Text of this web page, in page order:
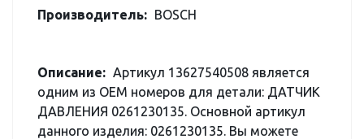
Производитель: BOSCH
Описание: Артикул 13627540508 является
одним из OEM номеров для детали: ДАТЧИК
ДАВЛЕНИЯ 0261230135. Основной артикул
данного изделия: 0261230135. Вы можете